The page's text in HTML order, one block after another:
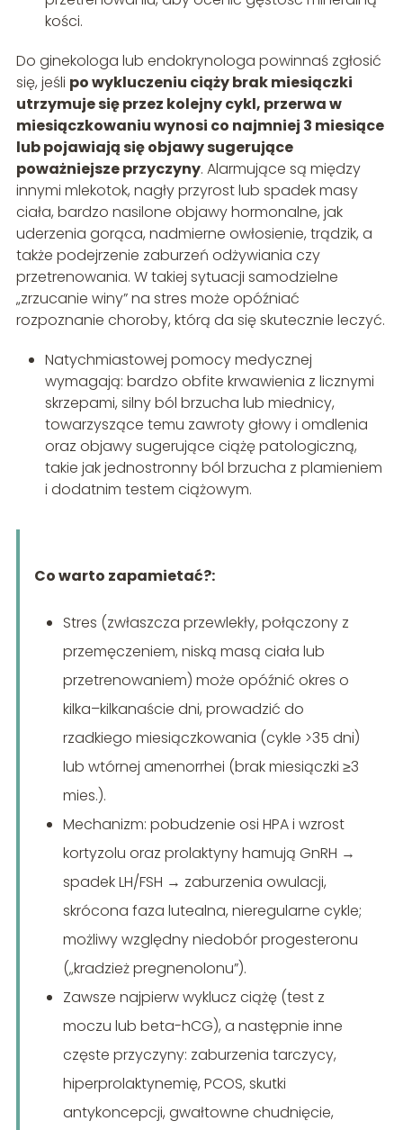
kości.
Do ginekologa lub endokrynologa powinnaś zgłosić
się, jeśli po wykluczeniu ciąży brak miesiączki
utrzymuje się przez kolejny cykl, przerwa w
miesiączkowaniu wynosi co najmniej 3 miesiące
lub pojawiają się objawy sugerujące
poważniejsze przyczyny. Alarmujące są między
innymi mlekotok, nagły przyrost lub spadek masy
ciała, bardzo nasilone objawy hormonalne, jak
uderzenia gorąca, nadmierne owłosienie, trądzik, a
także podejrzenie zaburzeń odżywiania czy
przetrenowania. W takiej sytuacji samodzielne
„zrzucanie winy” na stres może opóźniać
rozpoznanie choroby, którą da się skutecznie leczyć.
Natychmiastowej pomocy medycznej
wymagają: bardzo obfite krwawienia z licznymi
skrzepami, silny ból brzucha lub miednicy,
towarzyszące temu zawroty głowy i omdlenia
oraz objawy sugerujące ciążę patologiczną,
takie jak jednostronny ból brzucha z plamieniem
i dodatnim testem ciążowym.
Co warto zapamietać?:
Stres (zwłaszcza przewlekły, połączony z
przemęczeniem, niską masą ciała lub
przetrenowaniem) może opóźnić okres o
kilka–kilkanaście dni, prowadzić do
rzadkiego miesiączkowania (cykle >35 dni)
lub wtórnej amenorrhei (brak miesiączki ≥3
mies.).
Mechanizm: pobudzenie osi HPA i wzrost
kortyzolu oraz prolaktyny hamują GnRH →
spadek LH/FSH → zaburzenia owulacji,
skrócona faza lutealna, nieregularne cykle;
możliwy względny niedobór progesteronu
(„kradzież pregnenolonu”).
Zawsze najpierw wyklucz ciążę (test z
moczu lub beta-hCG), a następnie inne
częste przyczyny: zaburzenia tarczycy,
hiperprolaktynemię, PCOS, skutki
antykoncepcji, gwałtowne chudnięcie,